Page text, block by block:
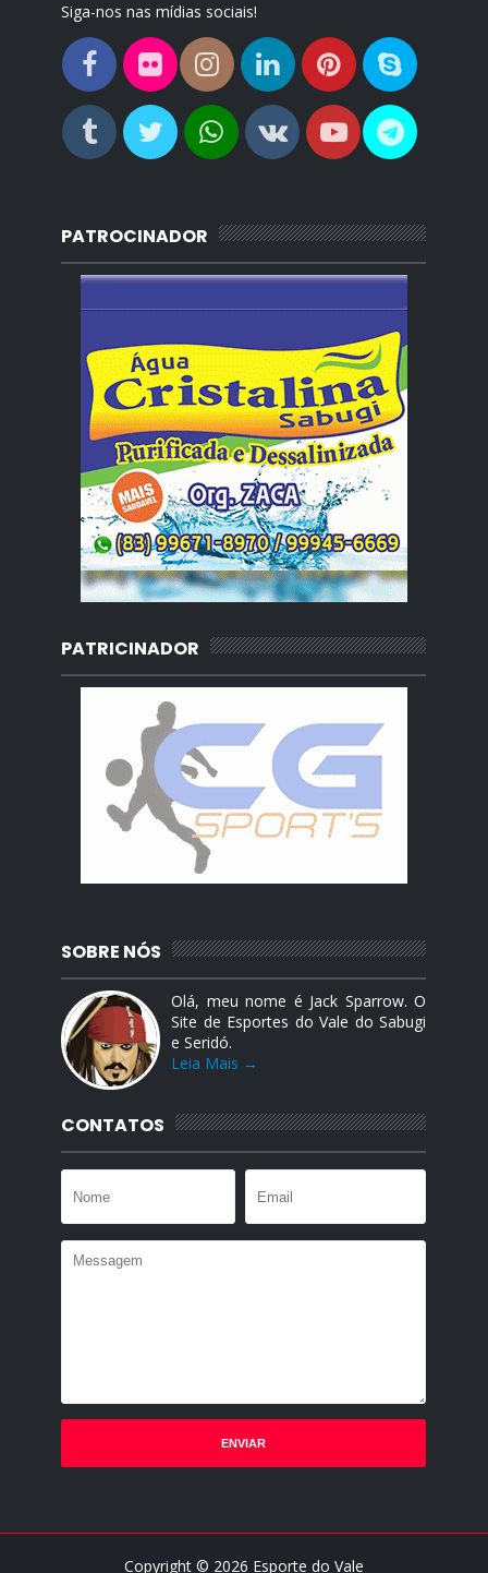
Siga-nos nas mídias sociais!
PATROCINADOR
PATRICINADOR
SOBRE NÓS
Olá, meu nome é Jack Sparrow. O
Site de Esportes do Vale do Sabugi
e Seridó.
Leia Mais →
CONTATOS
Copyright © 2026 Esporte do Vale